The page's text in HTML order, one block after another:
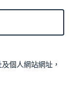
個人網站網址，